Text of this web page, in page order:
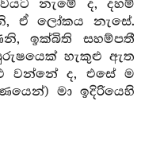
නැමේ ද, දහම්
ඒ ලෝකය නැසේ.
ඉක්බිති සහම්පතී
හැකුළු ඇත
වන්නේ ද, එසේ ම
මා ඉදිරියෙහි